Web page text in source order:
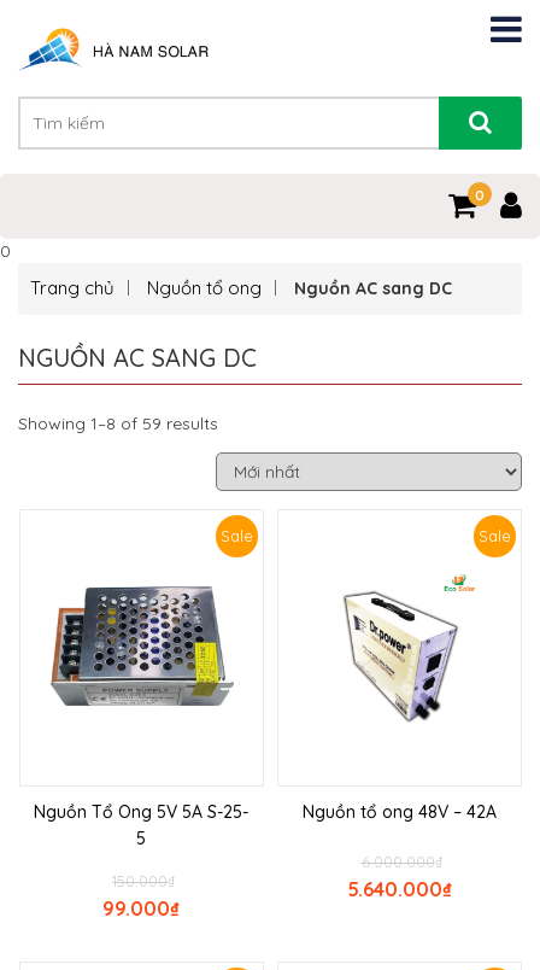
0
0
Trang chủ Nguồn tổ ong Nguồn AC sang DC
NGUỒN AC SANG DC
Showing 1–8 of 59 results
Sale
Nguồn Tổ Ong 5V 5A S-25-
5
₫
150.000
₫
99.000
Sale
Nguồn tổ ong 48V – 42A
₫
6.000.000
₫
5.640.000